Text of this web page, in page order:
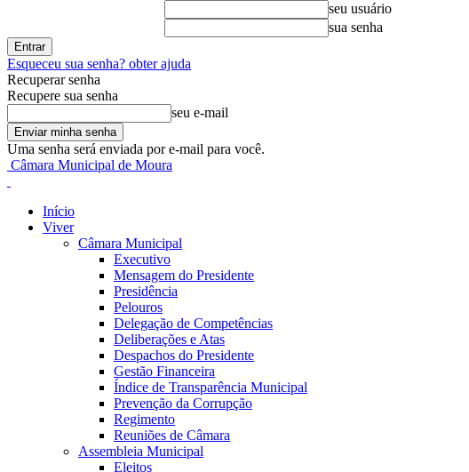
seu usuário
sua senha
Esqueceu sua senha? obter ajuda
Recuperar senha
Recupere sua senha
seu e-mail
Uma senha será enviada por e-mail para você.
Câmara Municipal de Moura
Início
Viver
Câmara Municipal
Executivo
Mensagem do Presidente
Presidência
Pelouros
Delegação de Competências
Deliberações e Atas
Despachos do Presidente
Gestão Financeira
Índice de Transparência Municipal
Prevenção da Corrupção
Regimento
Reuniões de Câmara
Assembleia Municipal
Eleitos